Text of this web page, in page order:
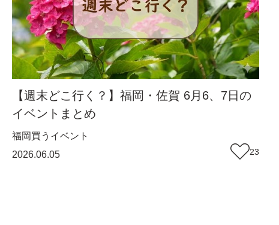
【週末どこ行く？】福岡・佐賀 6月6、7日の
イベントまとめ
福岡買う イベント
2026.06.05
23